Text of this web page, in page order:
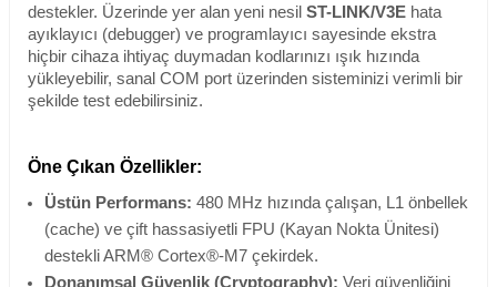
destekler. Üzerinde yer alan yeni nesil ST-LINK/V3E hata
ayıklayıcı (debugger) ve programlayıcı sayesinde ekstra
hiçbir cihaza ihtiyaç duymadan kodlarınızı ışık hızında
yükleyebilir, sanal COM port üzerinden sisteminizi verimli bir
şekilde test edebilirsiniz.
Öne Çıkan Özellikler:
Üstün Performans: 480 MHz hızında çalışan, L1 önbellek
(cache) ve çift hassasiyetli FPU (Kayan Nokta Ünitesi)
destekli ARM® Cortex®-M7 çekirdek.
Donanımsal Güvenlik (Cryptography): Veri güvenliğini